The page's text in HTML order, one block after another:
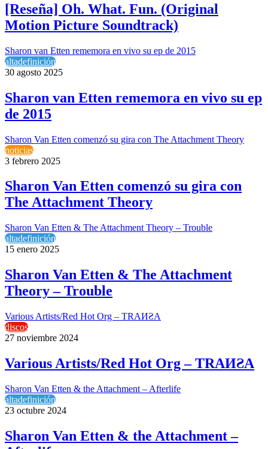
[Reseña] Oh. What. Fun. (Original
Motion Picture Soundtrack)
Sharon van Etten rememora en vivo su ep de 2015
altadefinición
30 agosto 2025
Sharon van Etten rememora en vivo su ep
de 2015
Sharon Van Etten comenzó su gira con The Attachment Theory
noticias
3 febrero 2025
Sharon Van Etten comenzó su gira con
The Attachment Theory
Sharon Van Etten & The Attachment Theory – Trouble
altadefinición
15 enero 2025
Sharon Van Etten & The Attachment
Theory – Trouble
Various Artists/Red Hot Org – TRA​И​Ƨ​A
discos
27 noviembre 2024
Various Artists/Red Hot Org – TRA​И​Ƨ​A
Sharon Van Etten & the Attachment – Afterlife
altadefinición
23 octubre 2024
Sharon Van Etten & the Attachment –